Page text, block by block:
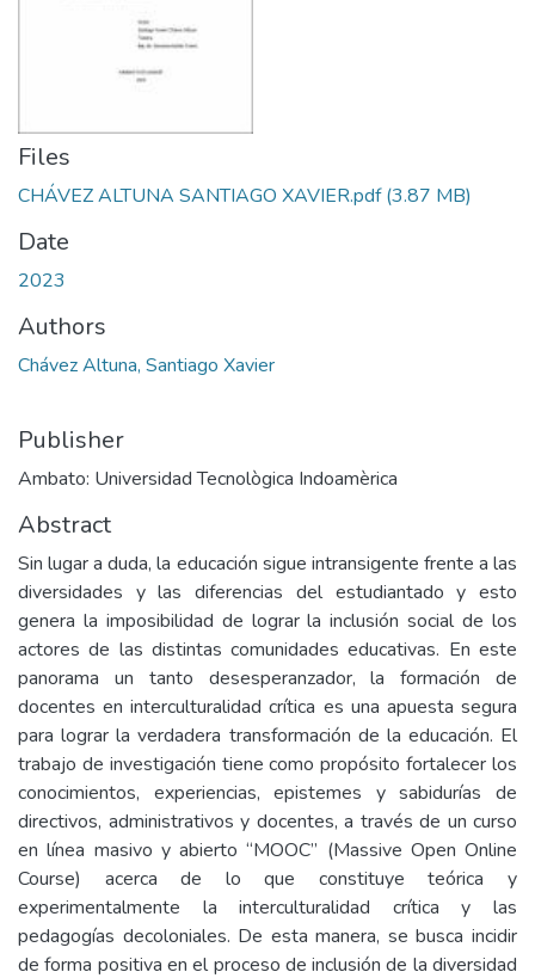
Files
CHÁVEZ ALTUNA SANTIAGO XAVIER.pdf(3.87 MB)
Date
2023
Authors
Chávez Altuna, Santiago Xavier
Publisher
Ambato: Universidad Tecnològica Indoamèrica
Abstract
Sin lugar a duda, la educación sigue intransigente frente a las
diversidades y las diferencias del estudiantado y esto
genera la imposibilidad de lograr la inclusión social de los
actores de las distintas comunidades educativas. En este
panorama un tanto desesperanzador, la formación de
docentes en interculturalidad crítica es una apuesta segura
para lograr la verdadera transformación de la educación. El
trabajo de investigación tiene como propósito fortalecer los
conocimientos, experiencias, epistemes y sabidurías de
directivos, administrativos y docentes, a través de un curso
en línea masivo y abierto “MOOC” (Massive Open Online
Course) acerca de lo que constituye teórica y
experimentalmente la interculturalidad crítica y las
pedagogías decoloniales. De esta manera, se busca incidir
de forma positiva en el proceso de inclusión de la diversidad